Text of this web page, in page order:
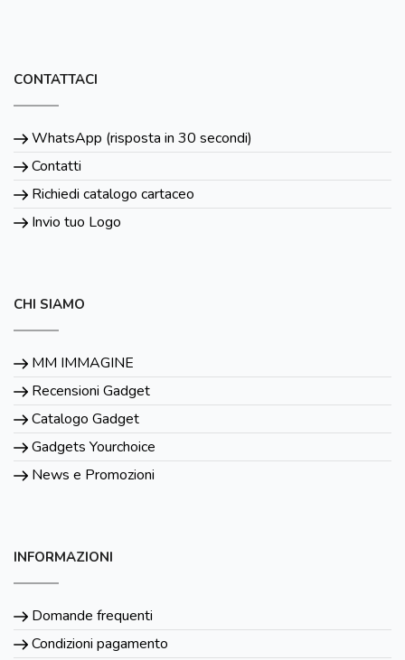
CONTATTACI
WhatsApp (risposta in 30 secondi)
Contatti
Richiedi catalogo cartaceo
Invio tuo Logo
CHI SIAMO
MM IMMAGINE
Recensioni Gadget
Catalogo Gadget
Gadgets Yourchoice
News e Promozioni
INFORMAZIONI
Domande frequenti
Condizioni pagamento